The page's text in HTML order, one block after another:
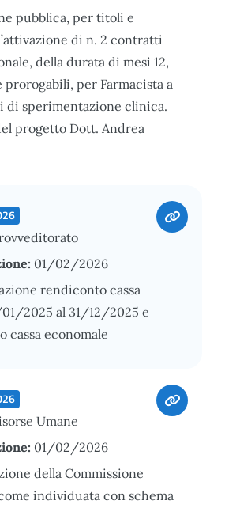
pubblica, per titoli e
di n. 2 contratti
della durata di mesi 12,
per Farmacista a
di sperimentazione clinica.
progetto Dott. Andrea
01/02/2026
rendiconto cassa
2025 al 31/12/2025 e
cassa economale
Umane
01/02/2026
della Commissione
individuata con schema